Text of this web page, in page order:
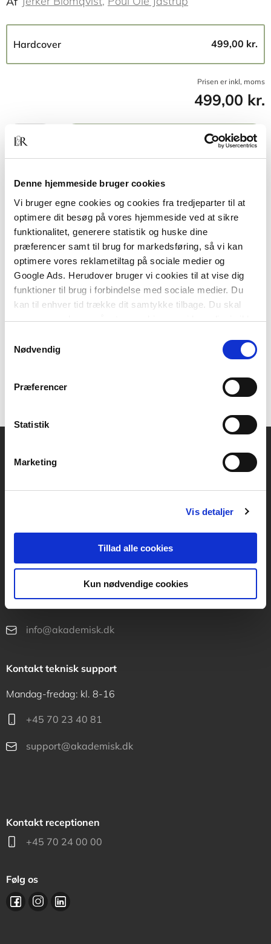
Denne hjemmeside bruger cookies
Vi bruger egne cookies og cookies fra tredjeparter til at
optimere dit besøg på vores hjemmeside ved at sikre
funktionalitet, generere statistik og huske dine
præferencer samt til brug for markedsføring, så vi kan
optimere vores reklametiltag på sociale medier og
Google Ads. Herudover bruger vi cookies til at vise dig
funktioner til brug i forbindelse med sociale medier. Du
kan til enhver tid trække dit samtykke tilbage. Du skal
være opmærksom på, at vores hjemmeside muligvis ikke
tilbagetrækker et samtykke.
Nødvendig
Præferencer
Statistik
Marketing
Vis detaljer
Tillad alle cookies
Kun nødvendige cookies
Hardcover 499,00 kr.
Prisen er inkl, moms
499,00 kr.
1
"Grekisk græsk grammatik" är avsedd att
användas i gymnasiet och inom universitetens
grundutbildning, även vid kurser i nytestamentlig
grekiska. Den är avpassad efter nuvarande
pedagogiska situation, och framställningen är
tillgänglig även för användare med begränsade
kunskaper i andra språk. Samtidigt har
och nyare forskningsresultat har beaktats.
Akademisk Forlag
Mandag-fredag: kl. 10-15
+45 70 23 40 80
info@akademisk.dk
Kontakt teknisk support
Mandag-fredag: kl. 8-16
+45 70 23 40 81
support@akademisk.dk
Kontakt receptionen
+45 70 24 00 00
Følg os